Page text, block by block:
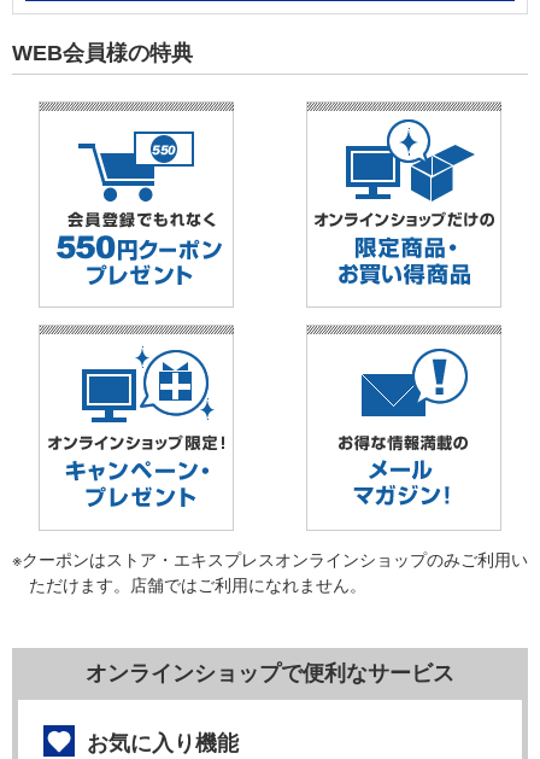
WEB会員様の特典
※クーポンはストア・エキスプレスオンラインショップのみご利用い
ただけます。店舗ではご利用になれません。
オンラインショップで便利なサービス
お気に入り機能